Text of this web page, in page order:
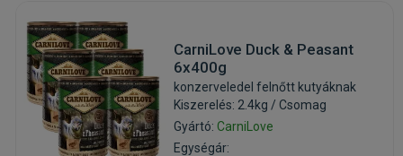
CarniLove Duck & Peasant
6x400g
konzerveledel felnőtt kutyáknak
Kiszerelés: 2.4kg / Csomag
Gyártó: CarniLove
Egységár: